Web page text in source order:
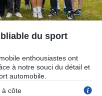
du sport
enthousiastes ont
à notre souci du détail et
automobile.
à côte